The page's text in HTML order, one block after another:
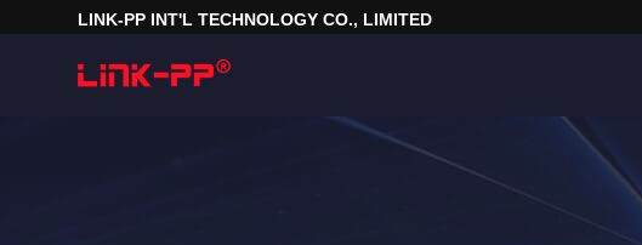
LINK-PP INT'L TECHNOLOGY CO., LIMITED